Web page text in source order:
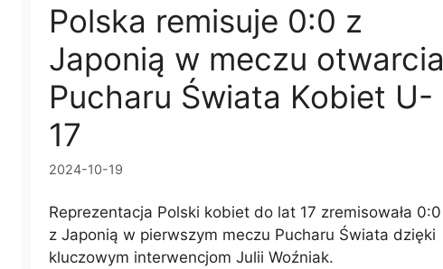
Polska remisuje 0:0 z
Japonią w meczu otwarcia
Pucharu Świata Kobiet U-
17
2024-10-19
Reprezentacja Polski kobiet do lat 17 zremisowała 0:0
z Japonią w pierwszym meczu Pucharu Świata dzięki
kluczowym interwencjom Julii Woźniak.